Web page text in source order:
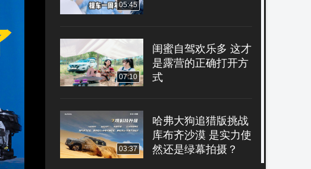
05:45
07:10
闺蜜自驾欢乐多 这才
是露营的正确打开方
式
03:37
哈弗大狗追猎版挑战
库布齐沙漠 是实力使
然还是绿幕拍摄？